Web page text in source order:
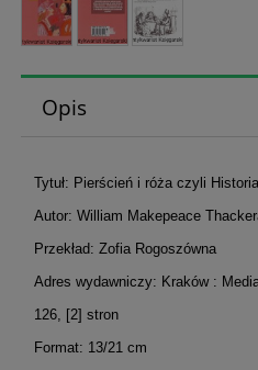
Opis
Tytuł: Pierścień i róża czyli
Autor: William Makepeace
Przekład: Zofia Rogoszówna
Adres wydawniczy: Kraków :
126, [2] stron
Format: 13/21 cm